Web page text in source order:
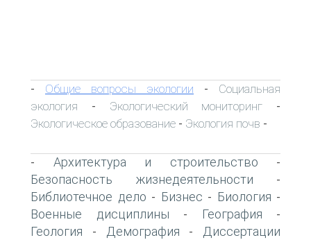
- Общие вопросы экологии - Социальная
экология - Экологический мониторинг -
Экологическое образование - Экология почв -
- Архитектура и строительство -
Безопасность жизнедеятельности -
Библиотечное дело - Бизнес - Биология -
Военные дисциплины - География -
Геология - Демография -
Диссертации